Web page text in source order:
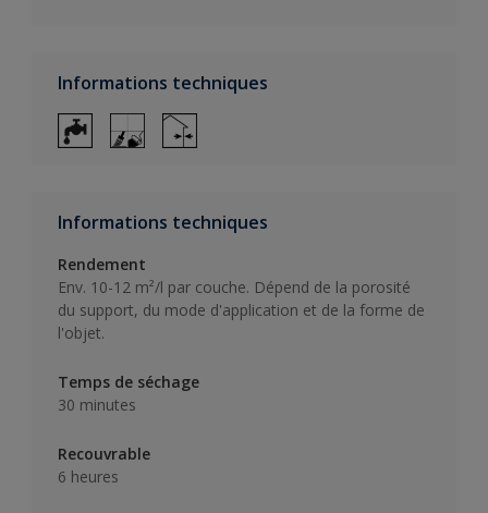
Informations techniques
Informations techniques
Rendement
Env. 10-12 m²/l par couche. Dépend de la porosité
du support, du mode d'application et de la forme de
l'objet.
Temps de séchage
30 minutes
Recouvrable
6 heures